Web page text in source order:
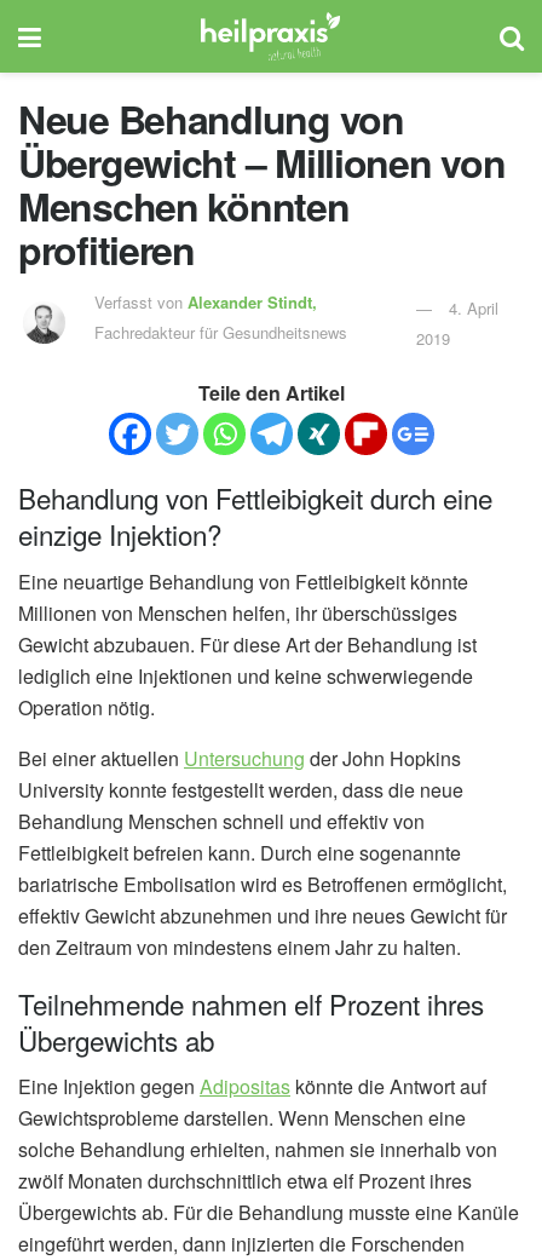
Neue Behandlung von
Übergewicht – Millionen von
Menschen könnten
profitieren
Verfasst vonAlexander Stindt,
Fachredakteur für Gesundheitsnews
4. April
2019
Teile den Artikel
Behandlung von Fettleibigkeit durch eine
einzige Injektion?
Eine neuartige Behandlung von Fettleibigkeit könnte
Millionen von Menschen helfen, ihr überschüssiges
Gewicht abzubauen. Für diese Art der Behandlung ist
lediglich eine Injektionen und keine schwerwiegende
Operation nötig.
Bei einer aktuellen Untersuchung der John Hopkins
University konnte festgestellt werden, dass die neue
Behandlung Menschen schnell und effektiv von
Fettleibigkeit befreien kann. Durch eine sogenannte
bariatrische Embolisation wird es Betroffenen ermöglicht,
effektiv Gewicht abzunehmen und ihre neues Gewicht für
den Zeitraum von mindestens einem Jahr zu halten.
Teilnehmende nahmen elf Prozent ihres
Übergewichts ab
Eine Injektion gegen Adipositas könnte die Antwort auf
Gewichtsprobleme darstellen. Wenn Menschen eine
solche Behandlung erhielten, nahmen sie innerhalb von
zwölf Monaten durchschnittlich etwa elf Prozent ihres
Übergewichts ab. Für die Behandlung musste eine Kanüle
eingeführt werden, dann injizierten die Forschenden